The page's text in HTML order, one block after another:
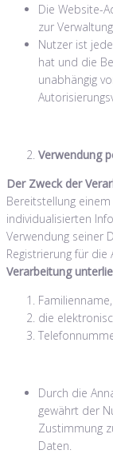
Die Website-
zur
Nutzer ist
hat und die
unabhängig
Verwendung
Der Zweck der
Bereitstellung
individualisierten
Verwendung seiner
Registrierung für die
Verarbeitung
die
Durch die
gewährt der
Zustimmung
Daten.